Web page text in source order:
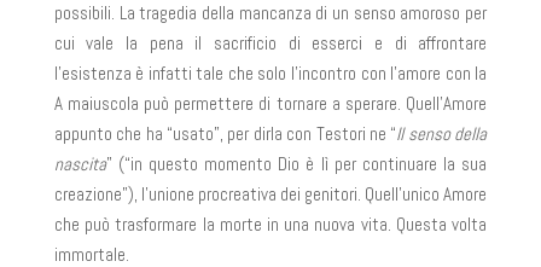
possibili. La tragedia della mancanza di un senso amoroso per
cui vale la pena il sacrificio di esserci e di affrontare
l’esistenza è infatti tale che solo l’incontro con l’amore con la
A maiuscola può permettere di tornare a sperare. Quell’Amore
appunto che ha “usato”, per dirla con Testori ne “Il senso della
nascita” (“in questo momento Dio è lì per continuare la sua
creazione”), l’unione procreativa dei genitori. Quell’unico Amore
che può trasformare la morte in una nuova vita. Questa volta
immortale.